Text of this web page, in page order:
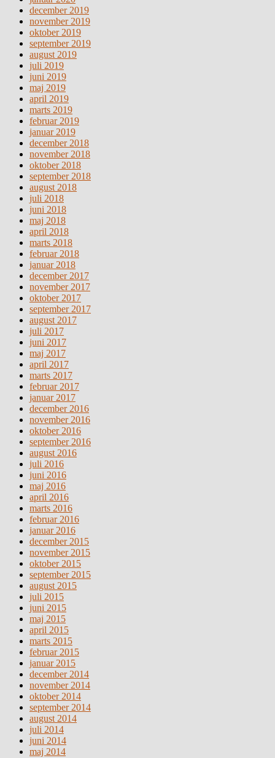
december 2019
november 2019
oktober 2019
september 2019
august 2019
juli 2019
juni 2019
maj 2019
april 2019
marts 2019
februar 2019
januar 2019
december 2018
november 2018
oktober 2018
september 2018
august 2018
juli 2018
juni 2018
maj 2018
april 2018
marts 2018
februar 2018
januar 2018
december 2017
november 2017
oktober 2017
september 2017
august 2017
juli 2017
juni 2017
maj 2017
april 2017
marts 2017
februar 2017
januar 2017
december 2016
november 2016
oktober 2016
september 2016
august 2016
juli 2016
juni 2016
maj 2016
april 2016
marts 2016
februar 2016
januar 2016
december 2015
november 2015
oktober 2015
september 2015
august 2015
juli 2015
juni 2015
maj 2015
april 2015
marts 2015
februar 2015
januar 2015
december 2014
november 2014
oktober 2014
september 2014
august 2014
juli 2014
juni 2014
maj 2014